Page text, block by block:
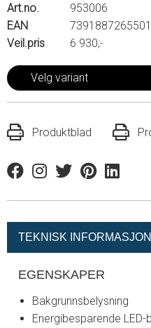
Art.no.
953006
EAN
7391887265501
Veil.pris
6 930;-
Velg variant
Produktblad
FacebookInstagram
TwitterPinterestLinkedin
TEKNISK INFORMASJON
EGENSKAPER
Bakgrunnsbelysning
Energibesparende LED-